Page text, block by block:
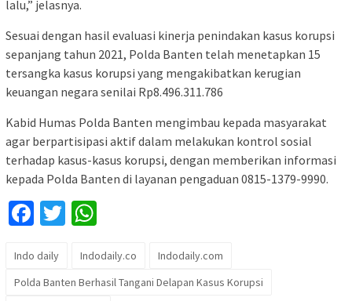
lalu,” jelasnya.
Sesuai dengan hasil evaluasi kinerja penindakan kasus korupsi
sepanjang tahun 2021, Polda Banten telah menetapkan 15
tersangka kasus korupsi yang mengakibatkan kerugian
keuangan negara senilai Rp8.496.311.786
Kabid Humas Polda Banten mengimbau kepada masyarakat
agar berpartisipasi aktif dalam melakukan kontrol sosial
terhadap kasus-kasus korupsi, dengan memberikan informasi
kepada Polda Banten di layanan pengaduan 0815-1379-9990.
Facebook
Twitter
Indo daily Indodaily.co
Indodaily.com
Polda Banten Berhasil Tangani Delapan Kasus Korupsi